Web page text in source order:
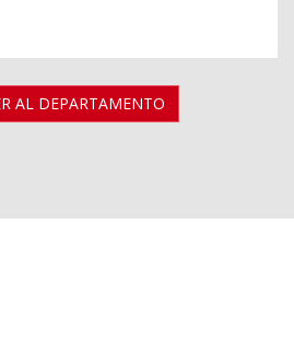
AL DEPARTAMENTO